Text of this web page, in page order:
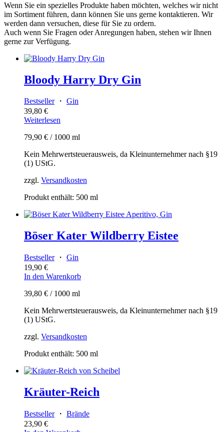
Wenn Sie ein spezielles Produkte haben möchten, welches wir nicht
im Sortiment führen, dann können Sie uns gerne kontaktieren. Wir
werden dann versuchen, diese für Sie zu ordern.
Auch wenn Sie Fragen oder Anregungen haben, stehen wir Ihnen
gerne zur Verfügung.
Bloody Harry Dry Gin
Bestseller・ Gin
39,80 €
Weiterlesen
79,90 € / 1000 ml
Kein Mehrwertsteuerausweis, da Kleinunternehmer nach §19
(1) UStG.
zzgl. Versandkosten
Produkt enthält: 500 ml
Böser Kater Wildberry Eistee
Bestseller・ Gin
19,90 €
In den Warenkorb
39,80 € / 1000 ml
Kein Mehrwertsteuerausweis, da Kleinunternehmer nach §19
(1) UStG.
zzgl. Versandkosten
Produkt enthält: 500 ml
Kräuter-Reich
Bestseller・ Brände
23,90 €